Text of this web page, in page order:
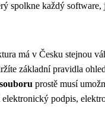
spolkne každý software,
má v Česku stejnou
základní pravidla
prostě musí
podpis,